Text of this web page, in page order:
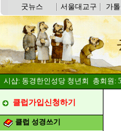
굿뉴스 서울대교구 가
시샵: 동경한인성당 청년회 총회원:
클럽가입신청하기
클럽 성경쓰기